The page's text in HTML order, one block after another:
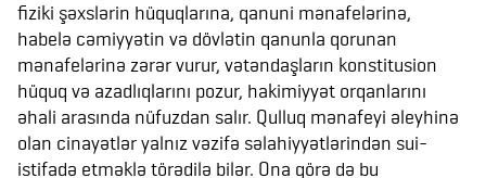
fiziki şəxslərin hüquqlarına, qanuni mənafelərinə,
habelə cəmiyyətin və dövlətin qanunla qorunan
mənafelərinə zərər vurur, vətəndaşların konstitusion
hüquq və azadlıqlarını pozur, hakimiyyət orqanlarını
əhali arasında nüfuzdan salır. Qulluq mənafeyi əleyhinə
olan cinayətlər yalnız vəzifə səlahiyyətlərindən sui-
istifadə etməklə törədilə bilər. Ona görə də bu